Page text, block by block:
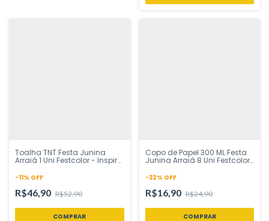
Toalha TNT Festa Junina
Arraiá 1 Uni Festcolor - Inspire
-11% OFF
R$46,90 R$52,90
Copo de Papel 300 ML Festa
Junina Arraiá 8 Uni Festcolor
-32% OFF
R$16,90 R$24,90